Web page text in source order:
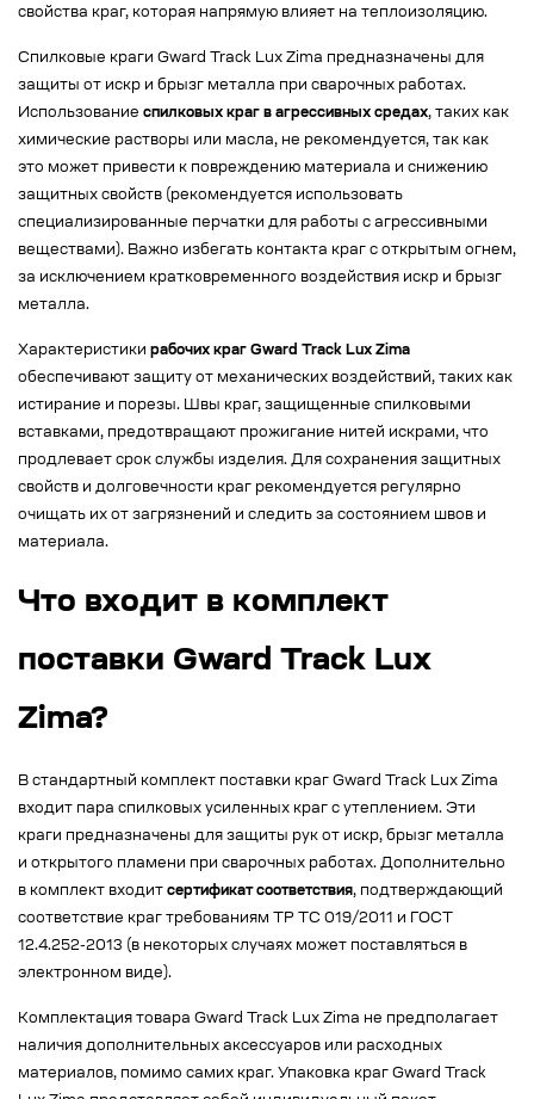
свойства краг, которая напрямую влияет на теплоизоляцию.
Спилковые краги Gward Track Lux Zima предназначены для
защиты от искр и брызг металла при сварочных работах.
Использование спилковых краг в агрессивных средах, таких как
химические растворы или масла, не рекомендуется, так как
это может привести к повреждению материала и снижению
защитных свойств (рекомендуется использовать
специализированные перчатки для работы с агрессивными
веществами). Важно избегать контакта краг с открытым огнем,
за исключением кратковременного воздействия искр и брызг
металла.
Характеристики рабочих краг Gward Track Lux Zima
обеспечивают защиту от механических воздействий, таких как
истирание и порезы. Швы краг, защищенные спилковыми
вставками, предотвращают прожигание нитей искрами, что
продлевает срок службы изделия. Для сохранения защитных
свойств и долговечности краг рекомендуется регулярно
очищать их от загрязнений и следить за состоянием швов и
материала.
Что входит в комплект
поставки Gward Track Lux
Zima?
В стандартный комплект поставки краг Gward Track Lux Zima
входит пара спилковых усиленных краг с утеплением. Эти
краги предназначены для защиты рук от искр, брызг металла
и открытого пламени при сварочных работах. Дополнительно
в комплект входит сертификат соответствия, подтверждающий
соответствие краг требованиям ТР ТС 019/2011 и ГОСТ
12.4.252-2013 (в некоторых случаях может поставляться в
электронном виде).
Комплектация товара Gward Track Lux Zima не предполагает
наличия дополнительных аксессуаров или расходных
материалов, помимо самих краг. Упаковка краг Gward Track